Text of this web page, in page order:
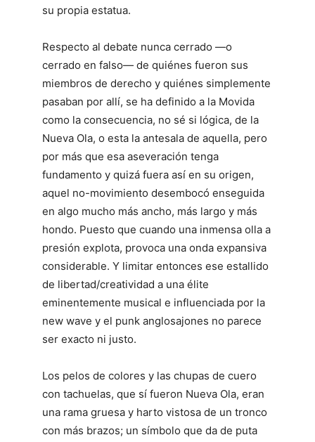
su propia estatua.
Respecto al debate nunca cerrado —o
cerrado en falso— de quiénes fueron sus
miembros de derecho y quiénes simplemente
pasaban por allí, se ha definido a la Movida
como la consecuencia, no sé si lógica, de la
Nueva Ola, o esta la antesala de aquella, pero
por más que esa aseveración tenga
fundamento y quizá fuera así en su origen,
aquel no-movimiento desembocó enseguida
en algo mucho más ancho, más largo y más
hondo. Puesto que cuando una inmensa olla a
presión explota, provoca una onda expansiva
considerable. Y limitar entonces ese estallido
de libertad/creatividad a una élite
eminentemente musical e influenciada por la
new wave y el punk anglosajones no parece
ser exacto ni justo.
Los pelos de colores y las chupas de cuero
con tachuelas, que sí fueron Nueva Ola, eran
una rama gruesa y harto vistosa de un tronco
con más brazos; un símbolo que da de puta